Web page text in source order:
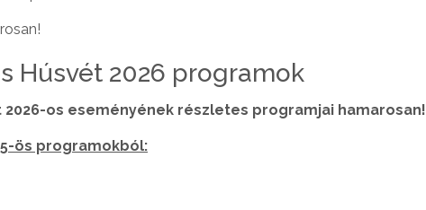
Húsvét 2026 programok
os eseményének részletes programjai hamarosan!
ös programokból: